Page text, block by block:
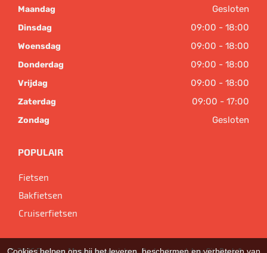
Maandag Gesloten
Dinsdag 09:00 - 18:00
Woensdag 09:00 - 18:00
Donderdag 09:00 - 18:00
Vrijdag 09:00 - 18:00
Zaterdag 09:00 - 17:00
Zondag Gesloten
POPULAIR
Fietsen
Bakfietsen
Cruiserfietsen